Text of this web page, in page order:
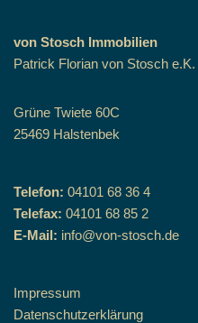
von Stosch Immobilien
Patrick Florian von Stosch e.K.
Grüne Twiete 60C
25469 Halstenbek
Telefon: 04101 68 36 4
Telefax: 04101 68 85 2
E-Mail: info@von-stosch.de
Impressum
Datenschutzerklärung